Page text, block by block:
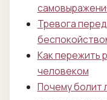
Тревога
Как пережить
человеком
Почему болит